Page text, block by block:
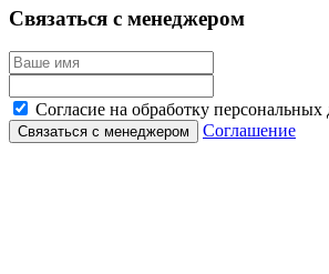
Связаться с менеджером
Согласие на обработку
Соглашение